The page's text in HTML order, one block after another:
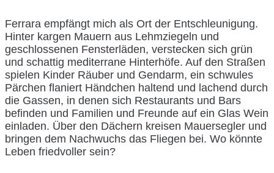
Ferrara empfängt mich als Ort der Entschleunigung.
Hinter kargen Mauern aus Lehmziegeln und
geschlossenen Fensterläden, verstecken sich grün
und schattig mediterrane Hinterhöfe. Auf den Straßen
spielen Kinder Räuber und Gendarm, ein schwules
Pärchen flaniert Händchen haltend und lachend durch
die Gassen, in denen sich Restaurants und Bars
befinden und Familien und Freunde auf ein Glas Wein
einladen. Über den Dächern kreisen Mauersegler und
bringen dem Nachwuchs das Fliegen bei. Wo könnte
Leben friedvoller sein?